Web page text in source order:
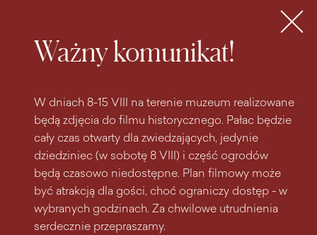
Ważny komunikat!
W dniach 8-15 VIII na terenie muzeum realizowane
będą zdjęcia do filmu historycznego. Pałac będzie
cały czas otwarty dla zwiedzających, jedynie
dziedziniec (w sobotę 8 VIII) i część ogrodów
będą czasowo niedostępne. Plan filmowy może
być atrakcją dla gości, choć ograniczy dostęp - w
wybranych godzinach. Za chwilowe utrudnienia
serdecznie przepraszamy.
MENU